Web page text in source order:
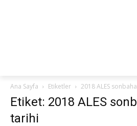
Ana Sayfa Etiketler 2018 ALES
Etiket: 2018 ALES
tarihi